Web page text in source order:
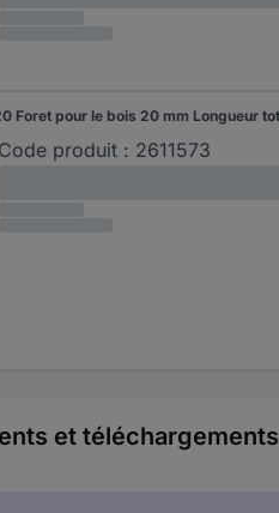
Code produit : 2611573
et téléchargements